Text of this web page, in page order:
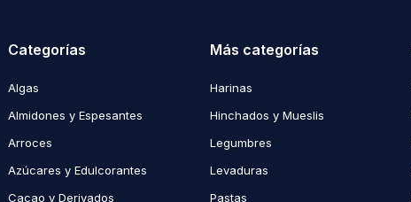
Categorías
Algas
Almidones y Espesantes
Arroces
Azúcares y Edulcorantes
Cacao y Derivados
Más categorías
Harinas
Hinchados y Mueslis
Legumbres
Levaduras
Pastas